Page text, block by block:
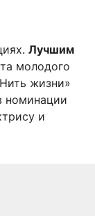
Лучшим
молодого
жизни»
номинации
и